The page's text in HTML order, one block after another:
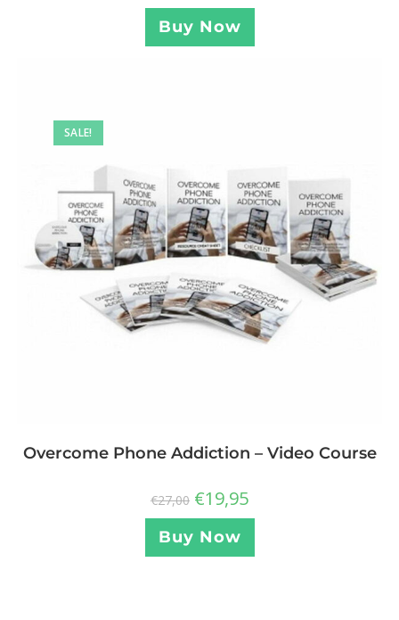
Buy Now
SALE!
Overcome Phone Addiction – Video Course
€27,00 €19,95
Buy Now